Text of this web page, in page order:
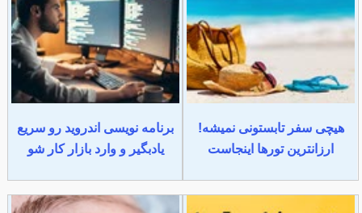
هیچی سفر تابستونی نمیشه!
ارزانترین تورها اینجاست
برنامه نویسی اندروید رو سریع
یادبگیر و وارد بازار کار شو